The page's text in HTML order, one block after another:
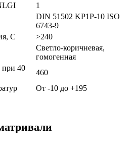
1
DIN 51502 KP1P-10 ISO
6743-9
С
>240
Светло-коричневая,
гомогенная
при 40
460
От -10 до +195